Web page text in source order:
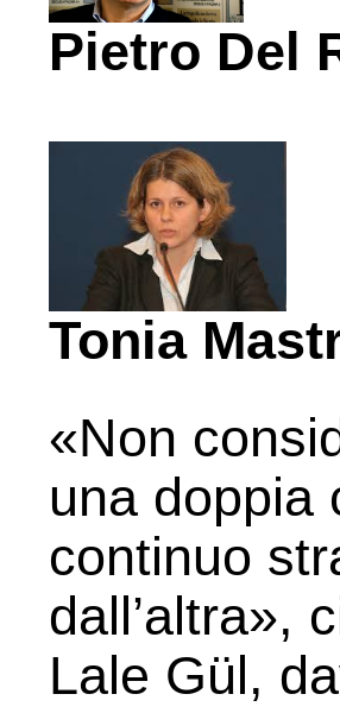
Pietro Del
Tonia
«Non
una doppia
continuo
dall’altra»,
Lale Gül,